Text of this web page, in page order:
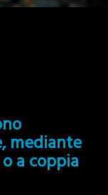
mediante
a coppia